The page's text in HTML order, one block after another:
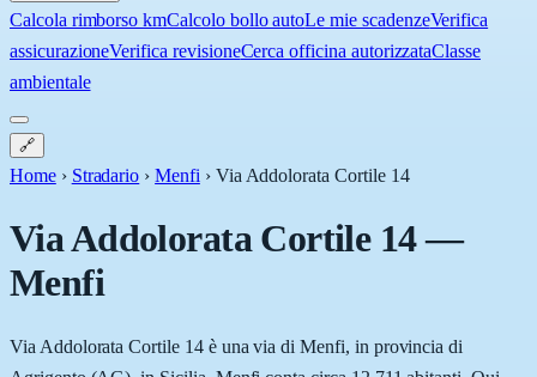
Calcola rimborso kmCalcolo bollo autoLe mie scadenzeVerifica
assicurazioneVerifica revisioneCerca officina autorizzataClasse
ambientale
🔗
Home › Stradario › Menfi › Via Addolorata Cortile 14
Via Addolorata Cortile 14—
Menfi
Via Addolorata Cortile 14 è una via di Menfi, in provincia di